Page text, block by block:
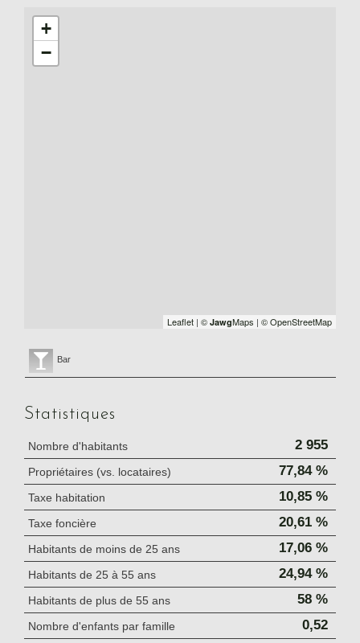
+
−
Leaflet | © JawgMaps | © OpenStreetMap
Bar
Statistiques
Nombre d'habitants 2 955
Propriétaires (vs. locataires) 77,84 %
Taxe habitation 10,85 %
Taxe foncière 20,61 %
Habitants de moins de 25 ans 17,06 %
Habitants de 25 à 55 ans 24,94 %
Habitants de plus de 55 ans 58 %
Nombre d'enfants par famille 0,52